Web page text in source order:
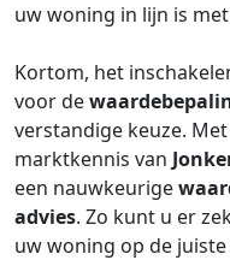
uw woning in lijn is
Kortom, het
voor de
verstandige keuze.
marktkennis van
een nauwkeurige
advies. Zo kunt u er
uw woning op de